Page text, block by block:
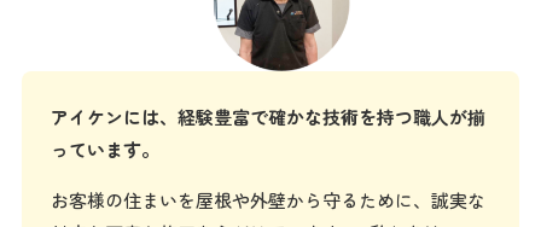
アイケンには、経験豊富で確かな技術を持つ職人が揃
っています。
お客様の住まいを屋根や外壁から守るために、誠実な